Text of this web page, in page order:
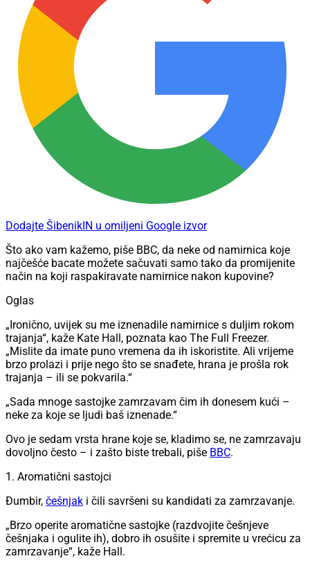
Dodajte ŠibenikIN u omiljeni Google izvor
Što ako vam kažemo, piše BBC, da neke od namirnica koje
najčešće bacate možete sačuvati samo tako da promijenite
način na koji raspakiravate namirnice nakon kupovine?
Oglas
„Ironično, uvijek su me iznenadile namirnice s duljim rokom
trajanja“, kaže Kate Hall, poznata kao The Full Freezer.
„Mislite da imate puno vremena da ih iskoristite. Ali vrijeme
brzo prolazi i prije nego što se snađete, hrana je prošla rok
trajanja – ili se pokvarila.“
„Sada mnoge sastojke zamrzavam čim ih donesem kući –
neke za koje se ljudi baš iznenade.“
Ovo je sedam vrsta hrane koje se, kladimo se, ne zamrzavaju
dovoljno često – i zašto biste trebali, piše BBC.
1. Aromatični sastojci
Đumbir, češnjak i čili savršeni su kandidati za zamrzavanje.
„Brzo operite aromatične sastojke (razdvojite češnjeve
češnjaka i ogulite ih), dobro ih osušite i spremite u vrećicu za
zamrzavanje“, kaže Hall.